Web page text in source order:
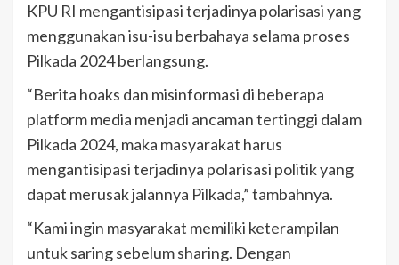
KPU RI mengantisipasi terjadinya polarisasi yang
menggunakan isu-isu berbahaya selama proses
Pilkada 2024 berlangsung.
“Berita hoaks dan misinformasi di beberapa
platform media menjadi ancaman tertinggi dalam
Pilkada 2024, maka masyarakat harus
mengantisipasi terjadinya polarisasi politik yang
dapat merusak jalannya Pilkada,” tambahnya.
“Kami ingin masyarakat memiliki keterampilan
untuk saring sebelum sharing. Dengan